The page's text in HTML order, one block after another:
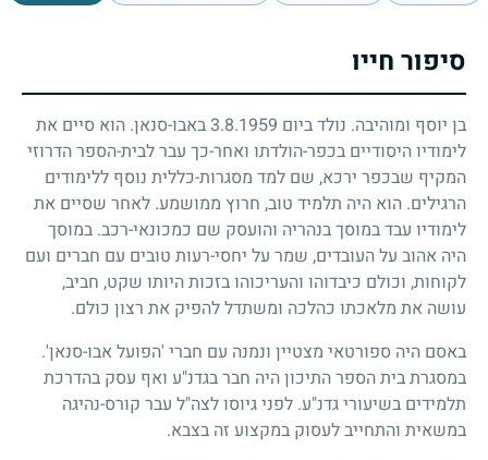
סיפור חייו
בן יוסף ומוהיבה. נולד ביום 3.8.1959באבו-סנאן. הוא סיים את
לימודיו היסודיים בכפר-הולדתו ואחר-כך עבר לבית-הספר הדרוזי
המקיף שבכפר ירכא, שם למד מסגרות-כללית נוסף ללימודים
הרגילים. הוא היה תלמיד טוב, חרוץ ממושמע. לאחר שסיים את
לימודיו עבד במוסך בנהריה והועסק שם כמכונאי-רכב. במוסך
היה אהוב על העובדים, שמר על יחסי-רעות טובים עם חברים ועם
לקוחות, וכולם כיבדוהו והעריכוהו בזכות היותו שקט, חביב,
עושה את מלאכתו כהלכה ומשתדל להפיק את רצון כולם.
באסם היה ספורטאי מצטיין ונמנה עם חברי 'הפועל אבו-סנאן'.
במסגרת בית הספר התיכון היה חבר בגדנ"ע ואף עסק בהדרכת
תלמידים בשיעורי גדנ"ע. לפני גיוסו לצה"ל עבר קורס-נהיגה
במשאית והתחייב לעסוק במקצוע זה בצבא.